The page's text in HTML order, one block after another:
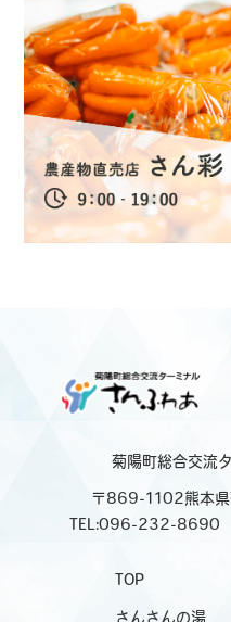
菊陽町総合交流
〒869-1102熊本
TEL:096-232-8690
TOP